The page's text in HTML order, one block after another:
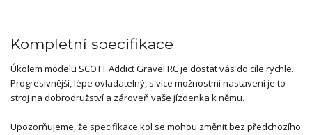
Kompletní specifikace
Úkolem modelu SCOTT Addict Gravel RC je dostat vás do cíle rychle.
Progresivnější, lépe ovladatelný, s více možnostmi nastavení je to
stroj na dobrodružství a zároveň vaše jízdenka k němu.
Upozorňujeme, že specifikace kol se mohou změnit bez předchozího